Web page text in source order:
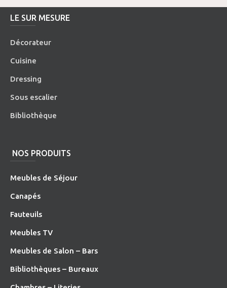
LE SUR MESURE
Décorateur
Cuisine
Dressing
Sous escalier
Bibliothèque
NOS PRODUITS
Meubles de Séjour
Canapés
Fauteuils
Meubles TV
Meubles de Salon – Bars
Bibliothèques – Bureaux